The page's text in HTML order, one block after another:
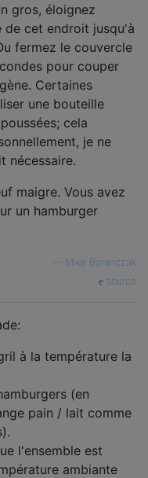
gros, éloignez
de cet endroit jusqu'à
fermez le couvercle
pour couper
Certaines
une bouteille
cela
je ne
nécessaire.
maigre. Vous avez
un hamburger
Mike Baranczak
source
à la température la
(en
pain / lait comme
l'ensemble est
ambiante